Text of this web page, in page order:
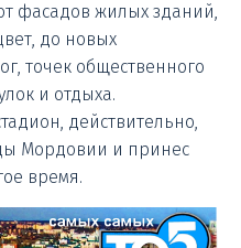
фасадов жилых зданий,
до новых
точек общественного
и отдыха.
действительно,
Мордовии и принес
время.